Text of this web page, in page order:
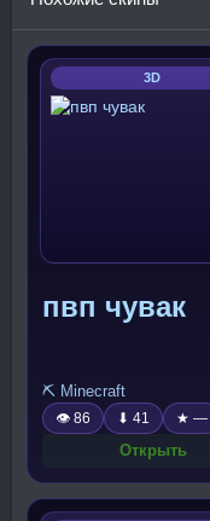
3D
пвп чувак
⛏️ Minecraft
👁 86 ⬇ 41 ★ —
Открыть